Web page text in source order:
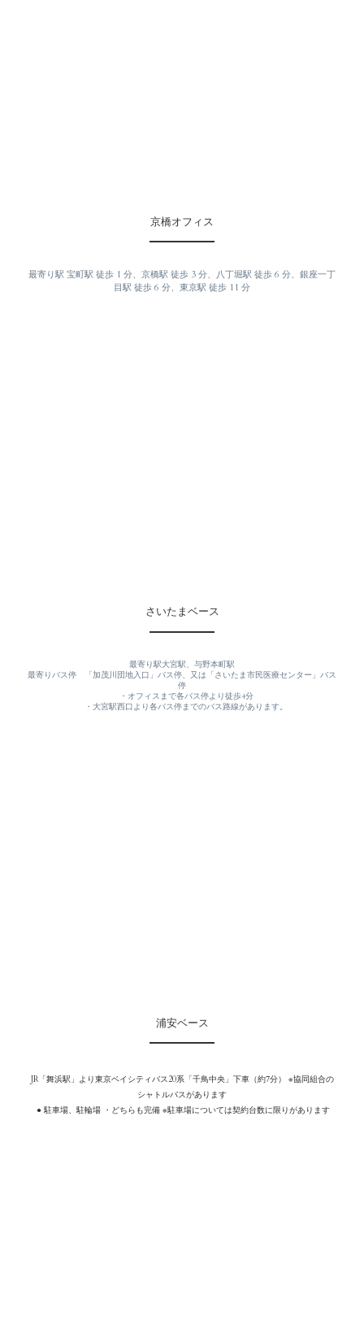
京橋オフィス
最寄り駅 宝町駅 徒歩 1 分、京橋駅 徒歩 3 分、八丁堀駅 徒歩 6 分、 銀座一丁
目駅 徒歩 6 分、東京駅 徒歩 11 分
さいたまベース
最寄り駅大宮駅、与野本町駅
最寄りバス停　「加茂川団地入口」バス停、又は「さいたま市民医療センター」バス
停
・オフィスまで各バス停より徒歩4分
・大宮駅西口より各バス停までのバス路線があります。
浦安ベース
JR「舞浜駅」より東京ベイシティバス20系「千鳥中央」下車（約7分） ※協同組合の
シャトルバスがあります
● 駐車場、駐輪場 ・どちらも完備 ※駐車場については契約台数に限りがあります